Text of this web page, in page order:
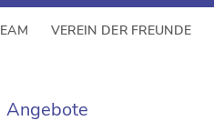
VEREIN DER FREUNDE
Angebote